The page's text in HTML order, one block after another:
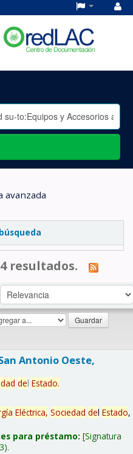
avanzada
resultados.
Antonio Oeste,
del Estado.
Eléctrica, Sociedad del Estado,
para préstamo: Signatura